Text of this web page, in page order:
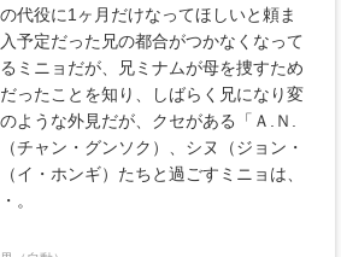
代役に1ヶ月だけなってほしいと頼ま
予定だった兄の都合がつかなくなって
ミニョだが、兄ミナムが母を捜すため
ったことを知り、しばらく兄になり変
ような外見だが、クセがある「Ａ.Ｎ.
チャン・グンソク）、シヌ（ジョン・
イ・ホンギ）たちと過ごすミニョは、
。